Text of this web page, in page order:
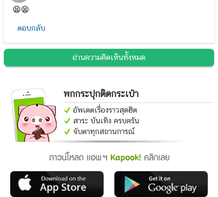
😫😫
ตอบกลับ
อ่านความคิดเห็นทั้งหมด
พกกระปุกติดกระเป๋า
อัพเดตเรื่องราวสุดฮิต
สาระ บันเทิง ครบครัน
จับตาทุกสถานการณ์